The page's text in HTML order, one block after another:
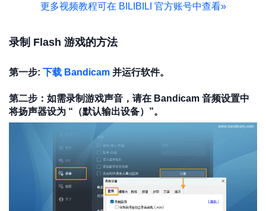
更多视频教程可在 BILIBILI 官方账号中查看»
录制 Flash 游戏的方法
第一步: 下载 Bandicam 并运行软件。
第二步：如需录制游戏声音，请在 Bandicam 音频设置中
将扬声器设为 “（默认输出设备）”。